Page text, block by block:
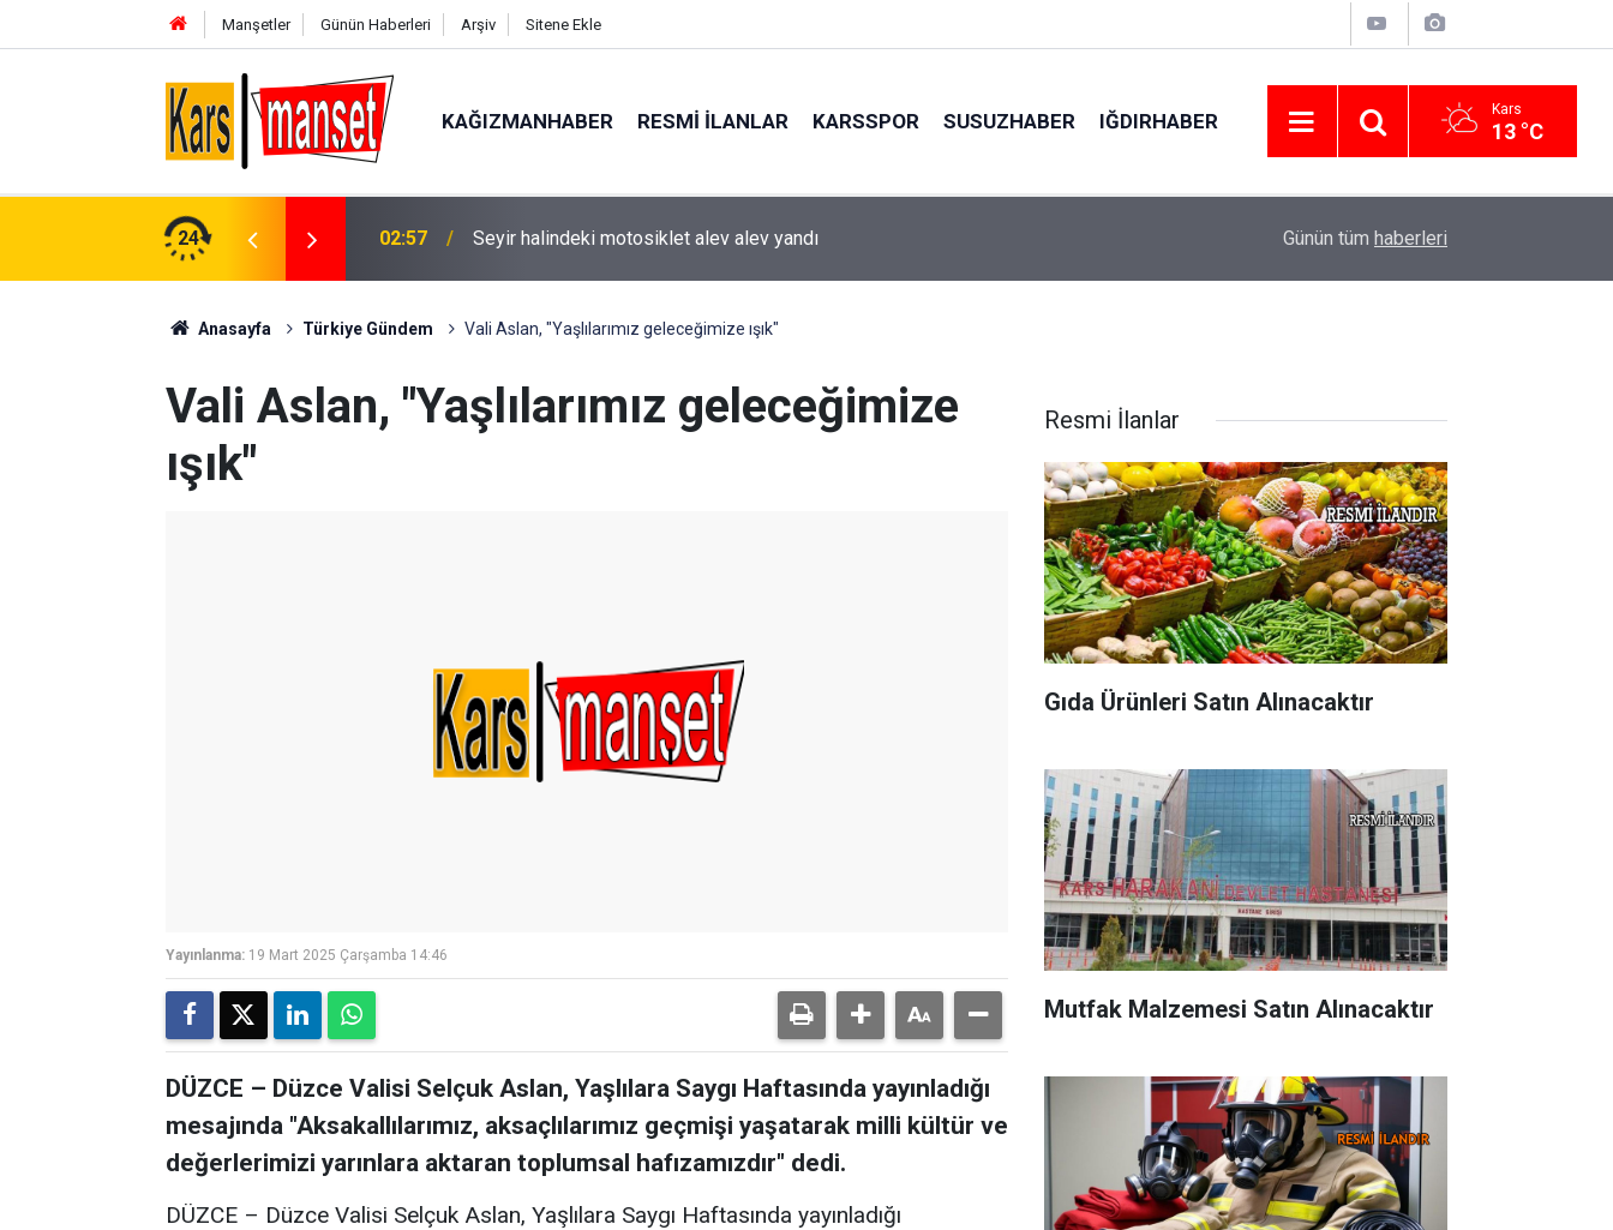
Manşetler Günün Haberleri Arşiv Sitene Ekle
KAĞIZMANHABER RESMI İLANLAR KARSSPOR SUSUZHABER IĞDIRHABER Kars
13 °C
24
14 yaşındaki çocuk hayatını kaybetti 02:57 Seyir halindeki motosiklet alev alev yandı ‘Sivaslılar Günü’nde Ebru Yaşar rüzgarı
Günün tüm haberleri
Anasayfa Türkiye Gündem Vali Aslan, "Yaşlılarımız geleceğimize ışık"
Vali Aslan, "Yaşlılarımız geleceğimize
ışık"
Yayınlanma: 19 Mart 2025 Çarşamba 14:46
DÜZCE – Düzce Valisi Selçuk Aslan, Yaşlılara Saygı Haftasında yayınladığı
mesajında "Aksakallılarımız, aksaçlılarımız geçmişi yaşatarak milli kültür ve
değerlerimizi yarınlara aktaran toplumsal hafızamızdır" dedi.
DÜZCE – Düzce Valisi Selçuk Aslan, Yaşlılara Saygı Haftasında yayınladığı
Resmi İlanlar
Gıda Ürünleri Satın Alınacaktır
Mutfak Malzemesi Satın Alınacaktır